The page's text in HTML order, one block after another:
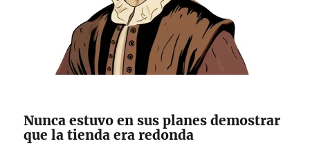
Nunca estuvo en sus planes demostrar
que la tienda era redonda